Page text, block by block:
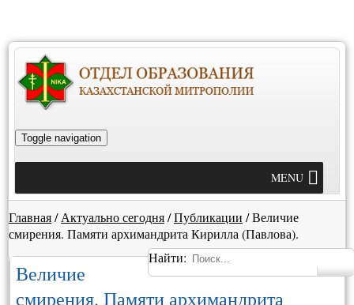
Toggle navigation
MENU
Главная/ Актуально сегодня/Публикации /Величие
смирения. Памяти архимандрита Кирилла (Павлова).
Найти:
Величие
смирения. Памяти архимандрита